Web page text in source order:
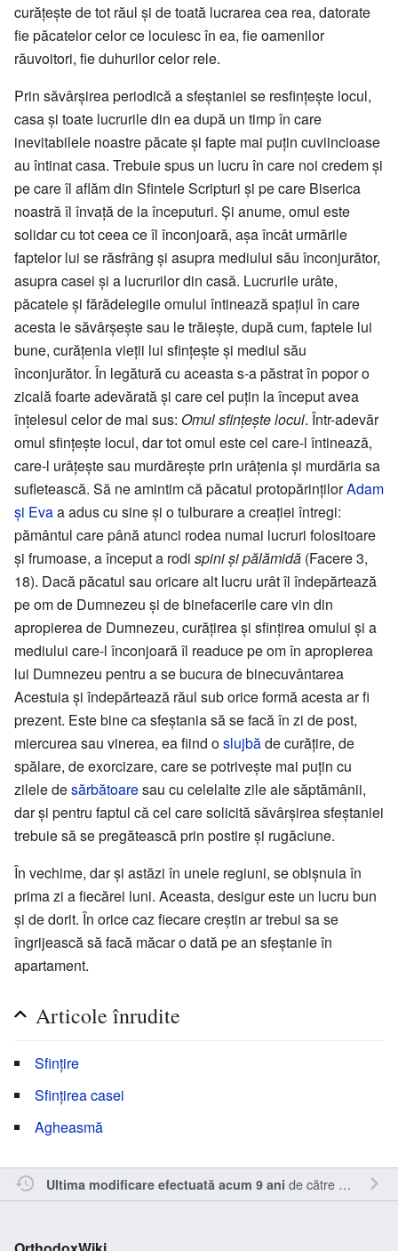
curățește de tot răul și de toată lucrarea cea rea, datorate
fie păcatelor celor ce locuiesc în ea, fie oamenilor
răuvoitori, fie duhurilor celor rele.
Prin săvârșirea periodică a sfeștaniei se resfințește locul,
casa și toate lucrurile din ea după un timp în care
inevitabilele noastre păcate și fapte mai puțin cuviincioase
au întinat casa. Trebuie spus un lucru în care noi credem și
pe care îl aflăm din Sfintele Scripturi și pe care Biserica
noastră îl învață de la începuturi. Și anume, omul este
solidar cu tot ceea ce îl înconjoară, așa încât urmările
faptelor lui se răsfrâng și asupra mediului său înconjurător,
asupra casei și a lucrurilor din casă. Lucrurile urâte,
păcatele și fărădelegile omului întinează spațiul în care
acesta le săvârșește sau le trăiește, după cum, faptele lui
bune, curățenia vieții lui sfințește și mediul său
înconjurător. În legătură cu aceasta s-a păstrat în popor o
zicală foarte adevărată și care cel puțin la început avea
înțelesul celor de mai sus: Omul sfințește locul. Într-adevăr
omul sfințește locul, dar tot omul este cel care-l întinează,
care-l urâțește sau murdărește prin urâțenia și murdăria sa
sufletească. Să ne amintim că păcatul protopărințilorAdam
și Evaa adus cu sine și o tulburare a creației întregi:
pământul care până atunci rodea numai lucruri folositoare
și frumoase, a început a rodi spini și pălămidă (Facere 3,
18). Dacă păcatul sau oricare alt lucru urât îl îndepărtează
pe om de Dumnezeu și de binefacerile care vin din
apropierea de Dumnezeu, curățirea și sfințirea omului și a
mediului care-l înconjoară îl readuce pe om în apropierea
lui Dumnezeu pentru a se bucura de binecuvântarea
Acestuia și îndepărtează răul sub orice formă acesta ar fi
prezent. Este bine ca sfeștania să se facă în zi de post,
miercurea sau vinerea, ea fiind oslujbăde curățire, de
spălare, de exorcizare, care se potrivește mai puțin cu
zilele desărbătoaresau cu celelalte zile ale săptămânii,
dar și pentru faptul că cel care solicită săvârșirea sfeștaniei
trebuie să se pregătească prin postire și rugăciune.
În vechime, dar și astăzi în unele regiuni, se obișnuia în
prima zi a fiecărei luni. Aceasta, desigur este un lucru bun
și de dorit. În orice caz fiecare creștin ar trebui sa se
îngrijească să facă măcar o dată pe an sfeștanie în
apartament.
Articole înrudite
Sfințire
Sfințirea casei
Agheasmă
Ultima modificare efectuată acum 9 ani de către Sîmbotin